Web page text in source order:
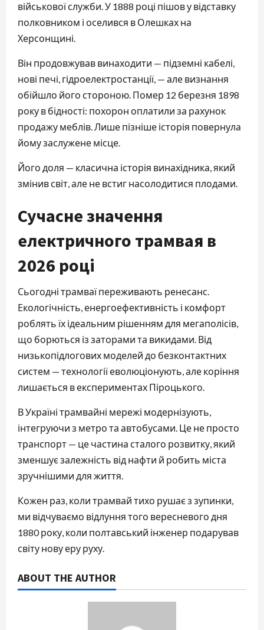
військової служби. У 1888 році пішов у відставку
полковником і оселився в Олешках на
Херсонщині.
Він продовжував винаходити — підземні кабелі,
нові печі, гідроелектростанції, — але визнання
обійшло його стороною. Помер 12 березня 1898
року в бідності: похорон оплатили за рахунок
продажу меблів. Лише пізніше історія повернула
йому заслужене місце.
Його доля — класична історія винахідника, який
змінив світ, але не встиг насолодитися плодами.
Сучасне значення
електричного трамвая в
2026 році
Сьогодні трамваї переживають ренесанс.
Екологічність, енергоефективність і комфорт
роблять їх ідеальним рішенням для мегаполісів,
що борються із заторами та викидами. Від
низькопідлогових моделей до безконтактних
систем — технології еволюціонують, але коріння
лишається в експериментах Піроцького.
В Україні трамвайні мережі модернізують,
інтегруючи з метро та автобусами. Це не просто
транспорт — це частина сталого розвитку, який
зменшує залежність від нафти й робить міста
зручнішими для життя.
Кожен раз, коли трамвай тихо рушає з зупинки,
ми відчуваємо відлуння того вересневого дня
1880 року, коли полтавський інженер подарував
світу нову еру руху.
ABOUT THE AUTHOR